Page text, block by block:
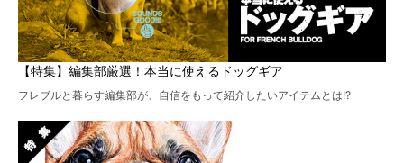
【特集】編集部厳選！本当に使えるドッグギア
フレブルと暮らす編集部が、自信をもって紹介したいアイテムとは!?